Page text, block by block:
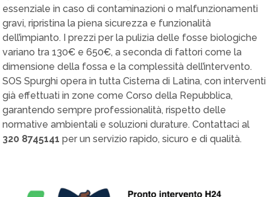
essenziale in caso di contaminazioni o malfunzionamenti
gravi, ripristina la piena sicurezza e funzionalità
dell’impianto. I prezzi per la pulizia delle fosse biologiche
variano tra 130€ e 650€, a seconda di fattori come la
dimensione della fossa e la complessità dell’intervento.
SOS Spurghi opera in tutta Cisterna di Latina, con interventi
già effettuati in zone come Corso della Repubblica,
garantendo sempre professionalità, rispetto delle
normative ambientali e soluzioni durature. Contattaci al
320 8745141 per un servizio rapido, sicuro e di qualità.